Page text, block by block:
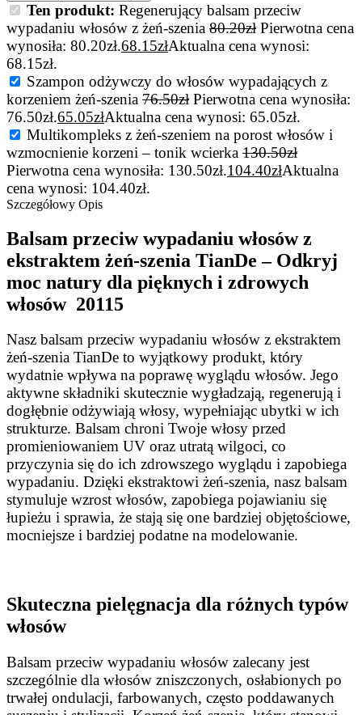
Ten produkt: Regenerujący balsam przeciw
wypadaniu włosów z żeń-szenia 80.20zł Pierwotna cena
wynosiła: 80.20zł.68.15złAktualna cena wynosi:
68.15zł.
Szampon odżywczy do włosów wypadających z
korzeniem żeń-szenia 76.50zł Pierwotna cena wynosiła:
76.50zł.65.05złAktualna cena wynosi: 65.05zł.
Multikompleks z żeń-szeniem na porost włosów i
wzmocnienie korzeni – tonik wcierka 130.50zł
Pierwotna cena wynosiła: 130.50zł.104.40złAktualna
cena wynosi: 104.40zł.
Szczegółowy Opis
Balsam przeciw wypadaniu włosów z
ekstraktem żeń-szenia TianDe – Odkryj
moc natury dla pięknych i zdrowych
włosów 20115
Nasz balsam przeciw wypadaniu włosów z ekstraktem
żeń-szenia TianDe to wyjątkowy produkt, który
wydatnie wpływa na poprawę wyglądu włosów. Jego
aktywne składniki skutecznie wygładzają, regenerują i
dogłębnie odżywiają włosy, wypełniając ubytki w ich
strukturze. Balsam chroni Twoje włosy przed
promieniowaniem UV oraz utratą wilgoci, co
przyczynia się do ich zdrowszego wyglądu i zapobiega
wypadaniu. Dzięki ekstraktowi żeń-szenia, nasz balsam
stymuluje wzrost włosów, zapobiega pojawianiu się
łupieżu i sprawia, że stają się one bardziej objętościowe,
mocniejsze i bardziej podatne na modelowanie.
Skuteczna pielęgnacja dla różnych typów
włosów
Balsam przeciw wypadaniu włosów zalecany jest
szczególnie dla włosów zniszczonych, osłabionych po
trwałej ondulacji, farbowanych, często poddawanych